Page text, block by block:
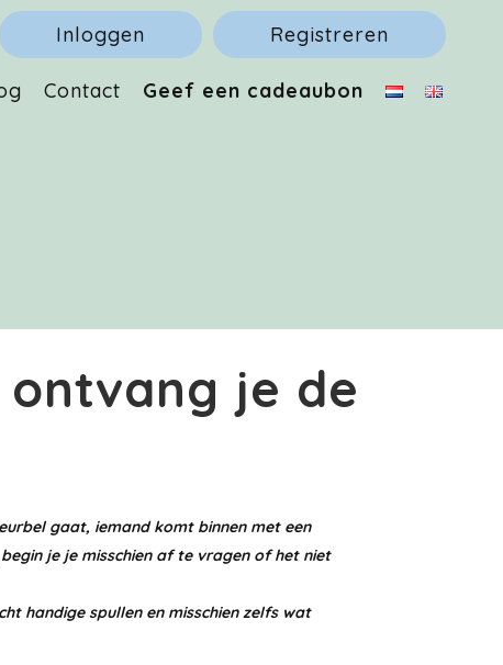
Inloggen Registreren
Contact Geef een cadeaubon
je de
gaat, iemand komt binnen met een
je je misschien af te vragen of het niet
handige spullen en misschien zelfs wat